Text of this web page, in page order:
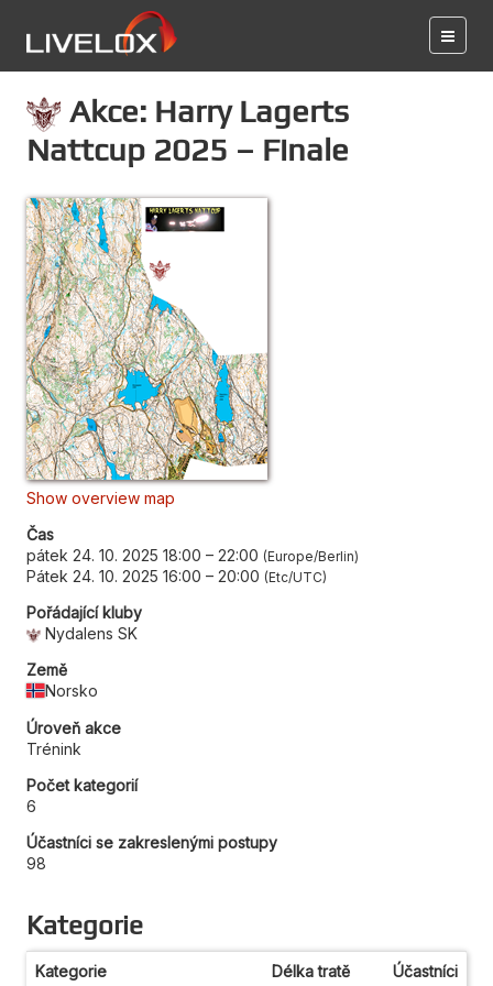
Akce: Harry Lagerts
Nattcup 2025 – Finale
Show overview map
Čas
pátek 24. 10. 2025 18:00 – 22:00 Europe/Berlin
Pátek 24. 10. 2025 16:00 – 20:00 Etc/UTC
Pořádající kluby
Nydalens SK
Země
Norsko
Úroveň akce
Trénink
Počet kategorií
6
Účastníci se zakreslenými postupy
98
Kategorie
Kategorie Délka tratě Účastníci